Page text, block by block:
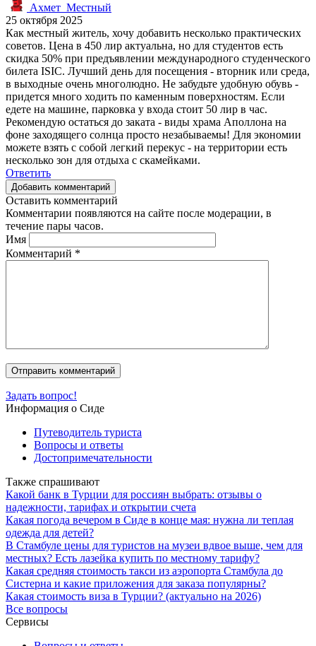
Ахмет_Местный
25 октября 2025
Как местный житель, хочу добавить несколько практических
советов. Цена в 450 лир актуальна, но для студентов есть
скидка 50% при предъявлении международного студенческого
билета ISIC. Лучший день для посещения - вторник или среда,
в выходные очень многолюдно. Не забудьте удобную обувь -
придется много ходить по каменным поверхностям. Если
едете на машине, парковка у входа стоит 50 лир в час.
Рекомендую остаться до заката - виды храма Аполлона на
фоне заходящего солнца просто незабываемы! Для экономии
можете взять с собой легкий перекус - на территории есть
несколько зон для отдыха с скамейками.
Ответить
Добавить комментарий
Оставить комментарий
Комментарии появляются на сайте после модерации, в
течение пары часов.
Имя
Комментарий *
Задать вопрос!
Информация о Сиде
Путеводитель туриста
Вопросы и ответы
Достопримечательности
Также спрашивают
Какой банк в Турции для россиян выбрать: отзывы о
надежности, тарифах и открытии счета
Какая погода вечером в Сиде в конце мая: нужна ли теплая
одежда для детей?
В Стамбуле цены для туристов на музеи вдвое выше, чем для
местных? Есть лазейка купить по местному тарифу?
Какая средняя стоимость такси из аэропорта Стамбула до
Систерна и какие приложения для заказа популярны?
Какая стоимость виза в Турции? (актуально на 2026)
Все вопросы
Сервисы